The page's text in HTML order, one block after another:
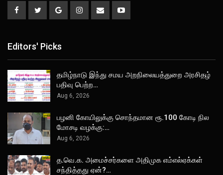
Editors' Picks
தமிழ்நாடு இந்து சமய அறநிலையத்துறை அரசிதழ்
பதிவு பெற்ற…
Aug 6, 2026
பழனி கோயிலுக்கு சொந்தமான ரூ.100 கோடி நில
மோசடி வழக்கு:…
Aug 6, 2026
த.வெ.க. அமைச்சர்களை அதிமுக எம்எல்ஏக்கள்
சந்தித்தது ஏன்?…